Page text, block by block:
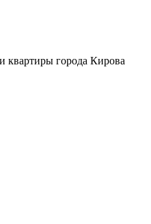
квартиры города Кирова